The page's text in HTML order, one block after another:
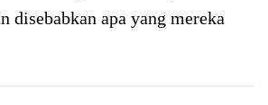
disebabkan apa yang mereka